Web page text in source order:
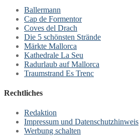
Ballermann
Cap de Formentor
Coves del Drach
Die 5 schönsten Strände
Märkte Mallorca
Kathedrale La Seu
Radurlaub auf Mallorca
Traumstrand Es Trenc
Rechtliches
Redaktion
Impressum und Datenschutzhinweis
Werbung schalten